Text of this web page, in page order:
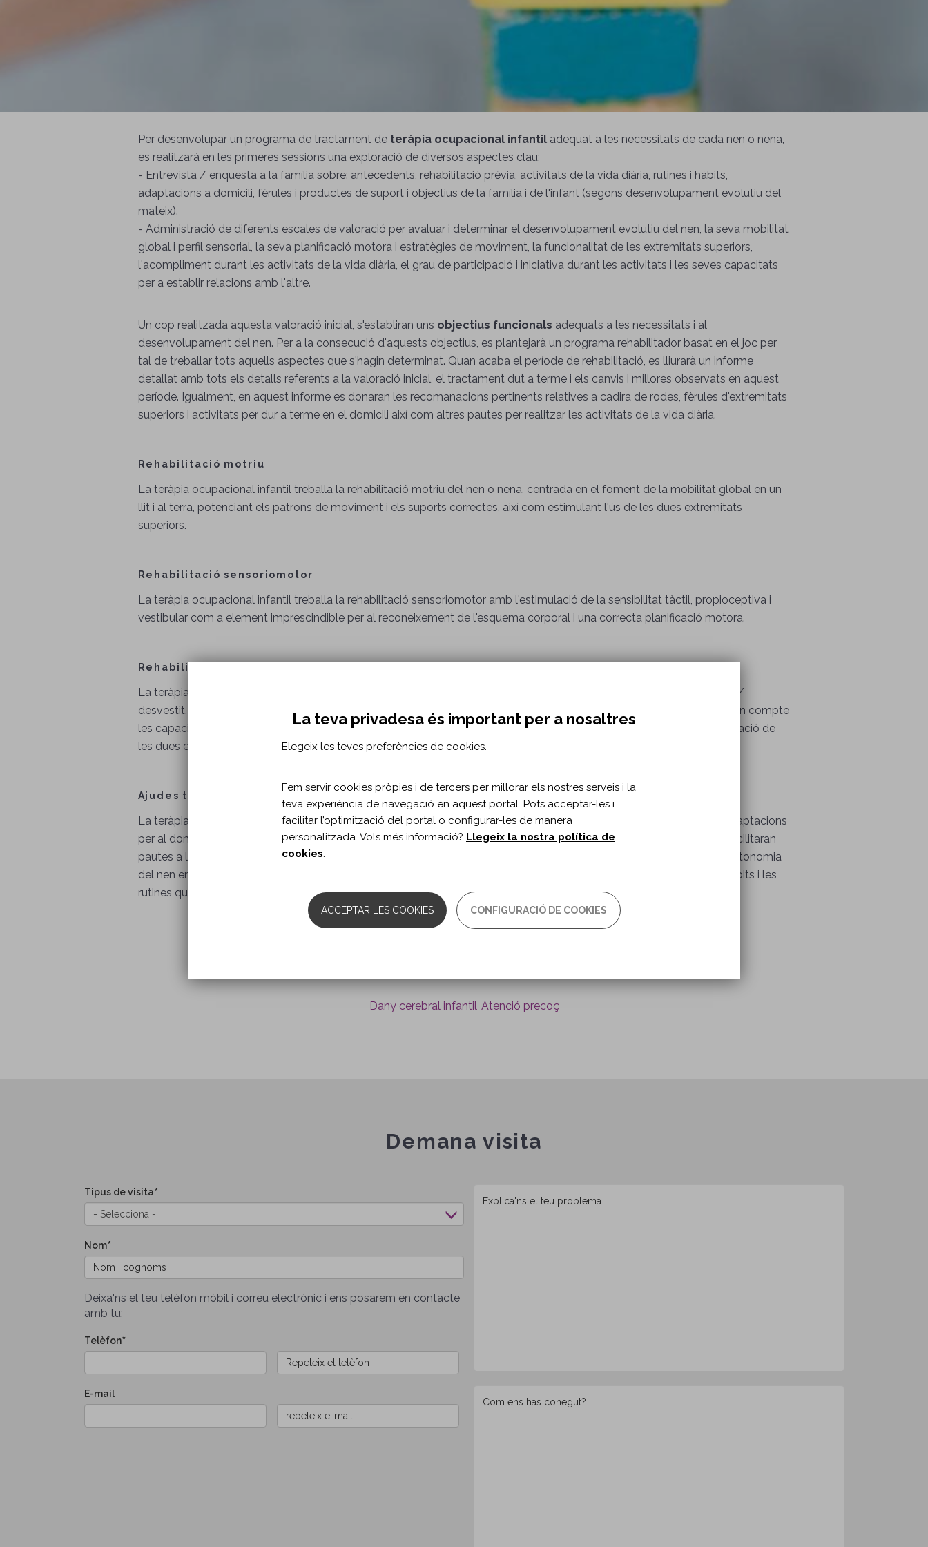
Per desenvolupar un programa de tractament de teràpia ocupacional infantil adequat a les necessitats de cada nen o nena,
es realitzarà en les primeres sessions una exploració de diversos aspectes clau:
- Entrevista / enquesta a la família sobre: ​​antecedents, rehabilitació prèvia, activitats de la vida diària, rutines i hàbits,
adaptacions a domicili, fèrules i productes de suport i objectius de la família i de l'infant (segons desenvolupament evolutiu del
mateix).
- Administració de diferents escales de valoració per avaluar i determinar el desenvolupament evolutiu del nen, la seva mobilitat
global i perfil sensorial, la seva planificació motora i estratègies de moviment, la funcionalitat de les extremitats superiors,
l'acompliment durant les activitats de la vida diària, el grau de participació i iniciativa durant les activitats i les seves capacitats
per a establir relacions amb l'altre.
Un cop realitzada aquesta valoració inicial, s'establiran uns objectius funcionals adequats a les necessitats i al
desenvolupament del nen. Per a la consecució d'aquests objectius, es plantejarà un programa rehabilitador basat en el joc per
tal de treballar tots aquells aspectes que s'hagin determinat. Quan acaba el període de rehabilitació, es lliurarà un informe
detallat amb tots els detalls referents a la valoració inicial, el tractament dut a terme i els canvis i millores observats en aquest
període. Igualment, en aquest informe es donaran les recomanacions pertinents relatives a cadira de rodes, fèrules d'extremitats
superiors i activitats per dur a terme en el domicili així com altres pautes per realitzar les activitats de la vida diària.
Rehabilitació motriu
La teràpia ocupacional infantil treballa la rehabilitació motriu del nen o nena, centrada en el foment de la mobilitat global en un
llit i al terra, potenciant els patrons de moviment i els suports correctes, així com estimulant l'ús de les dues extremitats
superiors.
Rehabilitació sensoriomotor
La teràpia ocupacional infantil treballa la rehabilitació sensoriomotor amb l'estimulació de la sensibilitat tàctil, propioceptiva i
vestibular com a element imprescindible per al reconeixement de l'esquema corporal i una correcta planificació motora.
Rehabilitació funcional
La teràpia ocupacional infantil aborda l'entrenament i foment de l'autonomia durant les activitats d'alimentació, vestit /
desvestit, higiene, cures d'aparença, mobilitat en un llit i sòl, transferències i maneig de cadira de rodes, sempre tenint en compte
les capacitats de l'infant per edat i moment evolutiu. Igualment, el tractament fomenta la mobilitat funcional i la integració de
les dues extremitats superiors durant la realització d'aquestes activitats.
Ajudes tècniques i adaptacions
La teràpia ocupacional infantil fomenta una postura en sedestació correcta i el terapeuta realitza recomanacions d'adaptacions
per al domicili i ajudes tècniques per a les activitats de la vida diària. Durant el tractament de teràpia ocupacional es facilitaran
pautes a la família per estimular el joc com a eina per a l'aprenentatge de nous coneixements, així com per afavorir l'autonomia
del nen en les seves activitats diàries segons el seu desenvolupament evolutiu i les seves capacitats i fomentar els hàbits i les
rutines que afavoreixin els aprenentatges.
Dany cerebral infantil Atenció precoç
Demana visita
Tipus de visita
Nom
Deixa'ns el teu telèfon mòbil i correu electrònic i ens posarem en contacte
amb tu:
Telèfon
E-
mail
E-mail
ens
La teva privadesa és important per a nosaltres
Elegeix les teves preferències de cookies.
Fem servir cookies pròpies i de tercers per millorar els nostres serveis i la
teva experiència de navegació en aquest portal. Pots acceptar-les i
facilitar l’optimització del portal o configurar-les de manera
personalitzada. Vols més informació? Llegeix la nostra política de
cookies.
ACCEPTAR LES COOKIES CONFIGURACIÓ DE COOKIES